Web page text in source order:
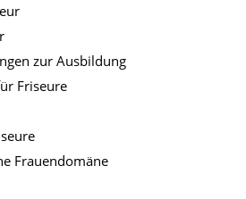
zur Ausbildung
Friseure
Frauendomäne